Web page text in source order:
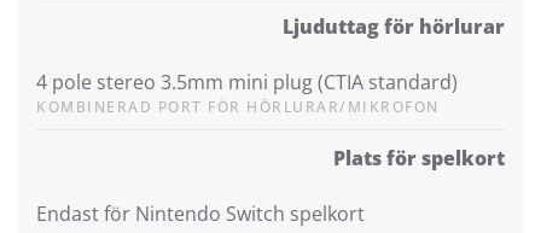
Ljuduttag för hörlurar
4 pole stereo 3.5mm mini plug (CTIA standard)
KOMBINERAD PORT FÖR HÖRLURAR/MIKROFON
Plats för spelkort
Endast för Nintendo Switch spelkort